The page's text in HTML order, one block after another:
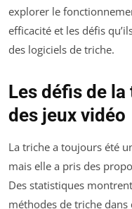
explorer le
efficacité et les défis
des logiciels de triche.
Les défis de
des jeux vidéo
La triche a toujours été
mais elle a pris des
Des statistiques
méthodes de triche dans